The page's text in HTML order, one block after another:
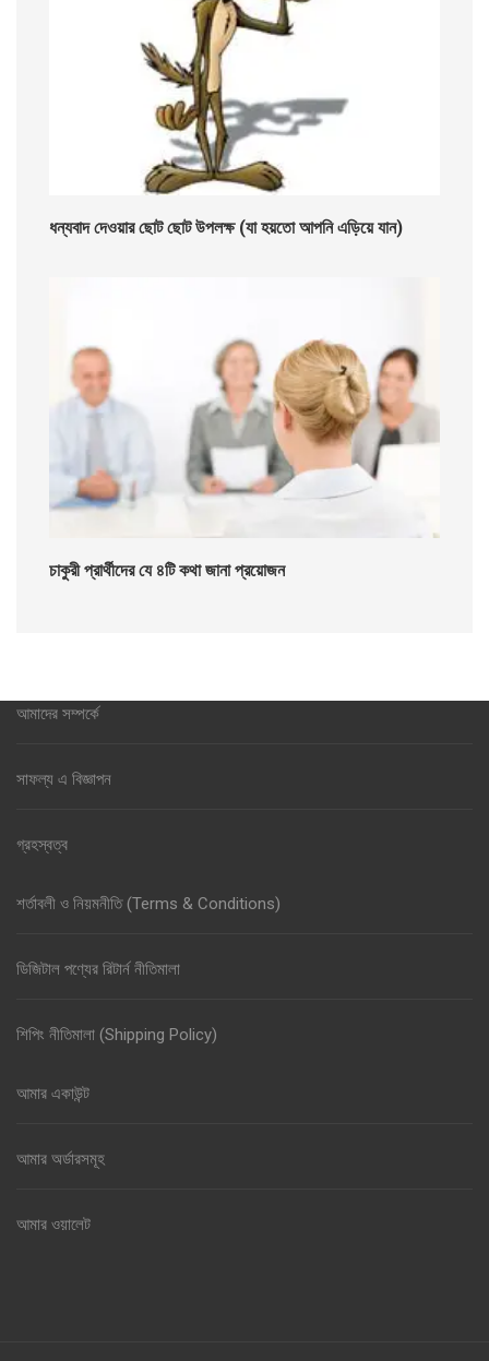
ধন্যবাদ দেওয়ার ছোট ছোট উপলক্ষ (যা হয়তো আপনি এড়িয়ে যান)
চাকুরী প্রার্থীদের যে ৪টি কথা জানা প্রয়োজন
আমাদের সম্পর্কে
সাফল্য এ বিজ্ঞাপন
গ্রহস্বত্ব
শর্তাবলী ও নিয়মনীতি (Terms & Conditions)
ডিজিটাল পণ্যের রিটার্ন নীতিমালা
শিপিং নীতিমালা (Shipping Policy)
আমার একাউন্ট
আমার অর্ডারসমূহ
আমার ওয়ালেট